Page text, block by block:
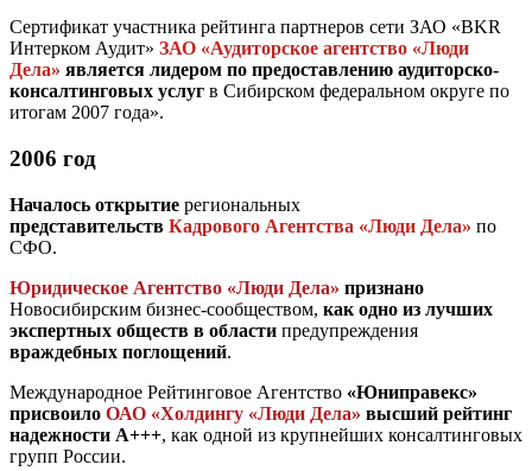
Сертификат участника рейтинга партнеров сети ЗАО «BKR
Интерком Аудит» ЗАО «Аудиторское агентство «Люди
Дела» является лидером по предоставлению аудиторско-
консалтинговых услуг в Сибирском федеральном округе по
итогам 2007 года».
2006 год
Началось открытие региональных
представительств Кадрового Агентства «Люди Дела» по
СФО.
Юридическое Агентство «Люди Дела» признано
Новосибирским бизнес-сообществом, как одно из лучших
экспертных обществ в области предупреждения
враждебных поглощений.
Международное Рейтинговое Агентство «Юниправекс»
присвоило ОАО «Холдингу «Люди Дела» высший рейтинг
надежности А+++, как одной из крупнейших консалтинговых
групп России.